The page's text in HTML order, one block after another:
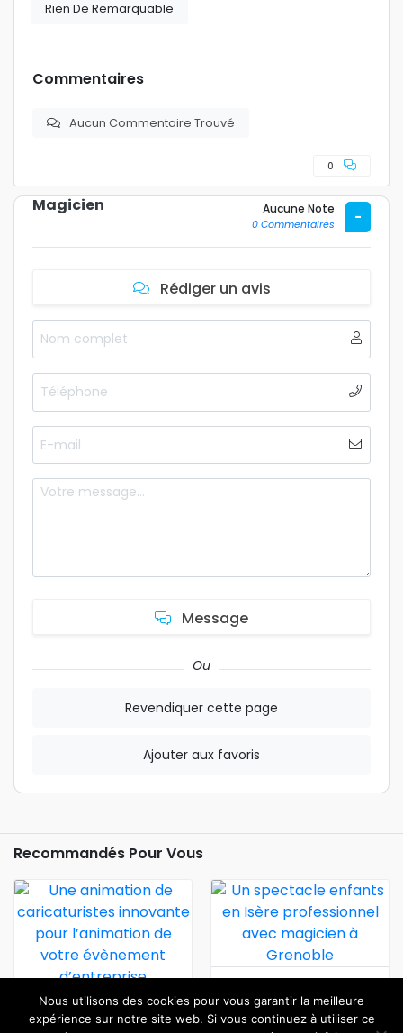
Rien De Remarquable
Commentaires
Aucun Commentaire Trouvé
0
Magicien Aucune Note
0 Commentaires -
Rédiger un avis
Message
Ou
Revendiquer cette page
Ajouter aux favoris
Recommandés Pour Vous
Une Animation De
Caricaturistes Innovante
Isère Professionnel Avec
Magicien À Grenoble
Nous utilisons des cookies pour vous garantir la meilleure
expérience sur notre site web. Si vous continuez à utiliser ce